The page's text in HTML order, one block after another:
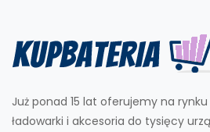
Już ponad 15 lat oferujemy na
ładowarki i akcesoria do tysięcy